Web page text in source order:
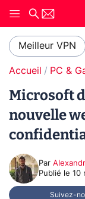
Meilleur VPN
Accueil PC &
Microsoft
nouvelle
Par
Publié le 10
Suivez-